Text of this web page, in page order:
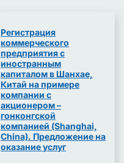
Регистрация
коммерческого
предприятия с
иностранным
капиталом в Шанхае,
Китай на примере
компании с
акционером –
гонконгской
компанией (Shanghai,
China). Предложение на
оказание услуг